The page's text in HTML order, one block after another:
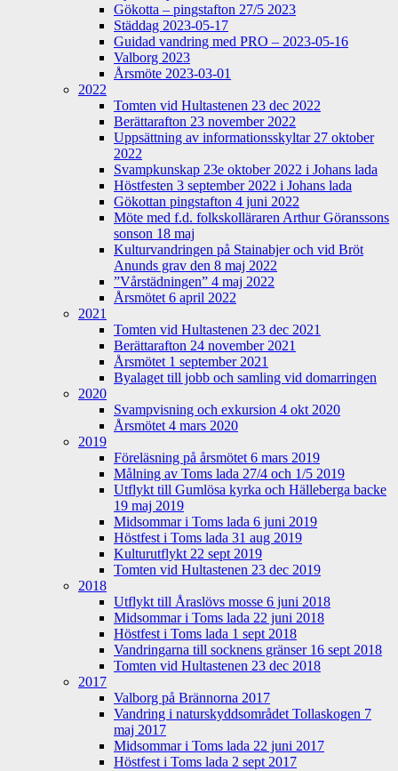
Gökotta – pingstafton 27/5 2023
Städdag 2023-05-17
Guidad vandring med PRO – 2023-05-16
Valborg 2023
Årsmöte 2023-03-01
2022
Tomten vid Hultastenen 23 dec 2022
Berättarafton 23 november 2022
Uppsättning av informationsskyltar 27 oktober
2022
Svampkunskap 23e oktober 2022 i Johans lada
Höstfesten 3 september 2022 i Johans lada
Gökottan pingstafton 4 juni 2022
Möte med f.d. folkskolläraren Arthur Göranssons
sonson 18 maj
Kulturvandringen på Stainabjer och vid Bröt
Anunds grav den 8 maj 2022
”Vårstädningen” 4 maj 2022
Årsmötet 6 april 2022
2021
Tomten vid Hultastenen 23 dec 2021
Berättarafton 24 november 2021
Årsmötet 1 september 2021
Byalaget till jobb och samling vid domarringen
2020
Svampvisning och exkursion 4 okt 2020
Årsmötet 4 mars 2020
2019
Föreläsning på årsmötet 6 mars 2019
Målning av Toms lada 27/4 och 1/5 2019
Utflykt till Gumlösa kyrka och Hälleberga backe
19 maj 2019
Midsommar i Toms lada 6 juni 2019
Höstfest i Toms lada 31 aug 2019
Kulturutflykt 22 sept 2019
Tomten vid Hultastenen 23 dec 2019
2018
Utflykt till Åraslövs mosse 6 juni 2018
Midsommar i Toms lada 22 juni 2018
Höstfest i Toms lada 1 sept 2018
Vandringarna till socknens gränser 16 sept 2018
Tomten vid Hultastenen 23 dec 2018
2017
Valborg på Brännorna 2017
Vandring i naturskyddsområdet Tollaskogen 7
maj 2017
Midsommar i Toms lada 22 juni 2017
Höstfest i Toms lada 2 sept 2017